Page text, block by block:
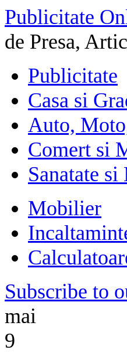
Publicitate
de Presa,
Publicitate
Casa si
Auto,
Comert si
Sanatate
Mobilier
Subscribe to
mai
9